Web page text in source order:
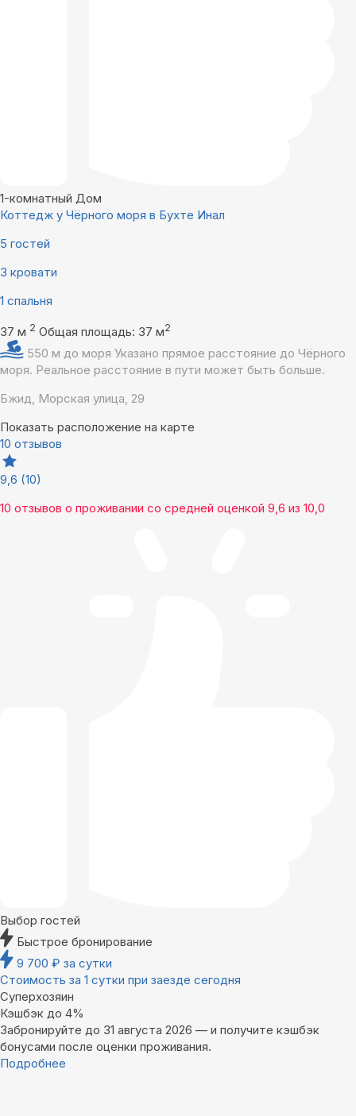
1-комнатный Дом
Коттедж у Чёрного моря в Бухте Инал
5 гостей
3 кровати
1 спальня
37 м 2 Общая площадь: 37 м2
550 м до моря Указано прямое расстояние до Чёрного
моря. Реальное расстояние в пути может быть больше.
Бжид, Морская улица, 29
Показать расположение на карте
10 отзывов
9,6 (10)
10 отзывов о проживании со средней оценкой 9,6 из 10,0
Выбор гостей
Быстрое бронирование
9 700 ₽ за сутки
Стоимость за 1 сутки при заезде сегодня
Суперхозяин
Кэшбэк до 4%
Забронируйте до 31 августа 2026 — и получите кэшбэк
бонусами после оценки проживания.
Подробнее